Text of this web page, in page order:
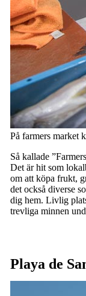
På farmers market
Så kallade
Det är hit som
om att köpa frukt,
det också diverse
dig hem. Livlig
trevliga minnen
Playa de